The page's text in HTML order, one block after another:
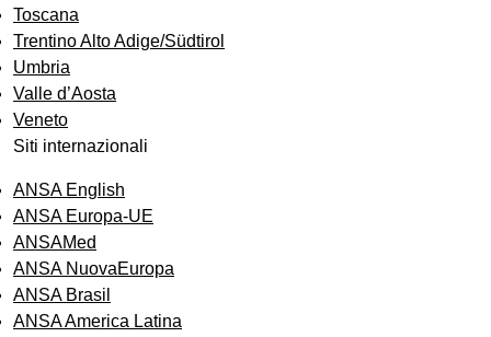
Toscana
Trentino Alto Adige/Südtirol
Umbria
Valle d’Aosta
Veneto
Siti internazionali
ANSA English
ANSA Europa-UE
ANSAMed
ANSA NuovaEuropa
ANSA Brasil
ANSA America Latina